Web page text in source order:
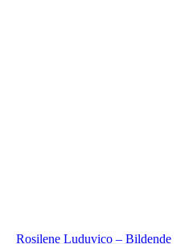
Rosilene Luduvico – Bildende